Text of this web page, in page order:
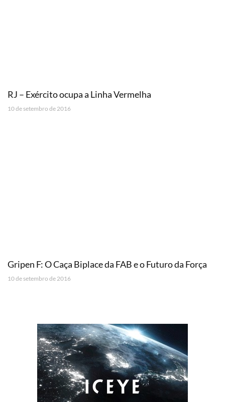
RJ – Exército ocupa a Linha Vermelha
10 de setembro de 2016
Gripen F: O Caça Biplace da FAB e o Futuro da Força
10 de setembro de 2016